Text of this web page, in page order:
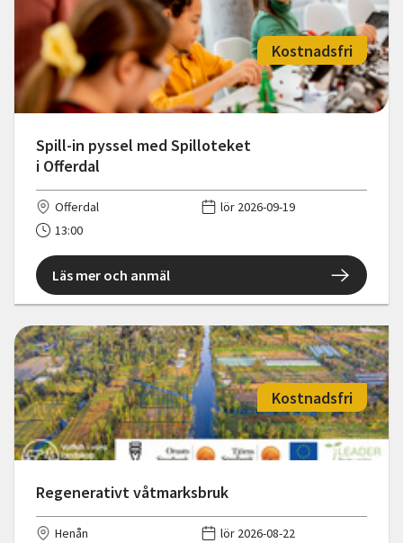
Spill-in pyssel med Spilloteket
i Offerdal
Kostnadsfri
Offerdal
lör 2026-09-19
13:00
Läs mer och anmäl
Regenerativt våtmarksbruk
Kostnadsfri
Henån
lör 2026-08-22